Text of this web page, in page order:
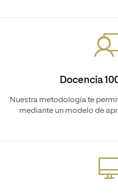
Docencia
Nuestra metodología te
mediante un modelo de